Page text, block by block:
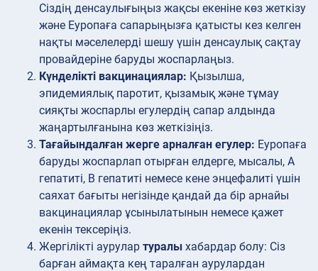
Сіздің денсаулығыңыз жақсы екеніне көз жеткізу
және Еуропаға сапарыңызға қатысты кез келген
нақты мәселелерді шешу үшін денсаулық сақтау
провайдеріне баруды жоспарлаңыз.
Күнделікті вакцинациялар: Қызылша,
эпидемиялық паротит, қызамық және тұмау
сияқты жоспарлы егулердің сапар алдында
жаңартылғанына көз жеткізіңіз.
Тағайындалған жерге арналған егулер: Еуропаға
баруды жоспарлап отырған елдерге, мысалы, А
гепатиті, В гепатиті немесе кене энцефалиті үшін
саяхат бағыты негізінде қандай да бір арнайы
вакцинациялар ұсынылатынын немесе қажет
екенін тексеріңіз.
Жергілікті аурулар туралы хабардар болу: Сіз
барған аймақта кең таралған аурулардан